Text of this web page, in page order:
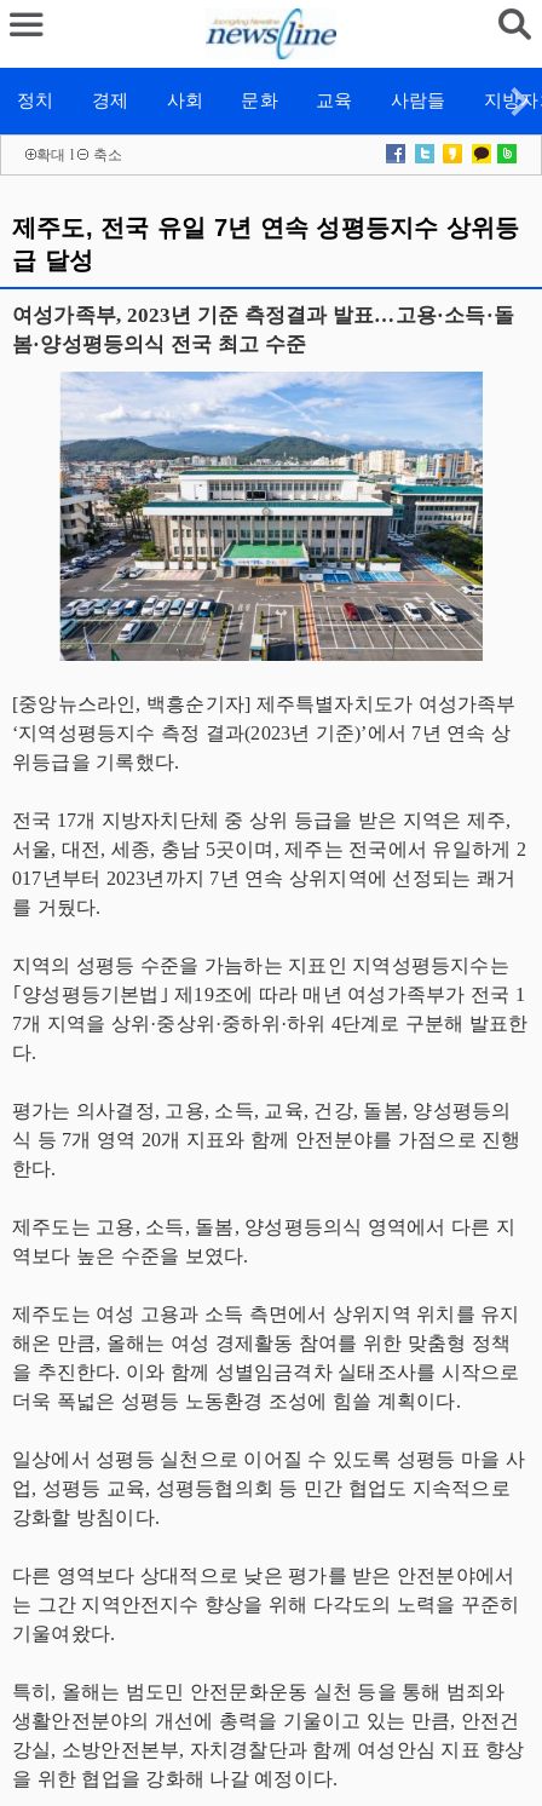
정치 경제 사회 문화 교육 사람들 지방
확대 l 축소
제주도, 전국 유일 7년 연속 성평등지수 상위등
급 달성
여성가족부, 2023년 기준 측정결과 발표…고용·소득·돌
봄·양성평등의식 전국 최고 수준
[중앙뉴스라인, 백흥순기자] 제주특별자치도가 여성가족부
‘지역성평등지수 측정 결과(2023년 기준)’에서 7년 연속 상
위등급을 기록했다.
전국 17개 지방자치단체 중 상위 등급을 받은 지역은 제주,
서울, 대전, 세종, 충남 5곳이며, 제주는 전국에서 유일하게 2
017년부터 2023년까지 7년 연속 상위지역에 선정되는 쾌거
를 거뒀다.
지역의 성평등 수준을 가늠하는 지표인 지역성평등지수는
｢양성평등기본법｣ 제19조에 따라 매년 여성가족부가 전국 1
7개 지역을 상위·중상위·중하위·하위 4단계로 구분해 발표한
다.
평가는 의사결정, 고용, 소득, 교육, 건강, 돌봄, 양성평등의
식 등 7개 영역 20개 지표와 함께 안전분야를 가점으로 진행
한다.
제주도는 고용, 소득, 돌봄, 양성평등의식 영역에서 다른 지
역보다 높은 수준을 보였다.
제주도는 여성 고용과 소득 측면에서 상위지역 위치를 유지
해온 만큼, 올해는 여성 경제활동 참여를 위한 맞춤형 정책
을 추진한다. 이와 함께 성별임금격차 실태조사를 시작으로
더욱 폭넓은 성평등 노동환경 조성에 힘쓸 계획이다.
일상에서 성평등 실천으로 이어질 수 있도록 성평등 마을 사
업, 성평등 교육, 성평등협의회 등 민간 협업도 지속적으로
강화할 방침이다.
다른 영역보다 상대적으로 낮은 평가를 받은 안전분야에서
는 그간 지역안전지수 향상을 위해 다각도의 노력을 꾸준히
기울여왔다.
특히, 올해는 범도민 안전문화운동 실천 등을 통해 범죄와
생활안전분야의 개선에 총력을 기울이고 있는 만큼, 안전건
강실, 소방안전본부, 자치경찰단과 함께 여성안심 지표 향상
을 위한 협업을 강화해 나갈 예정이다.